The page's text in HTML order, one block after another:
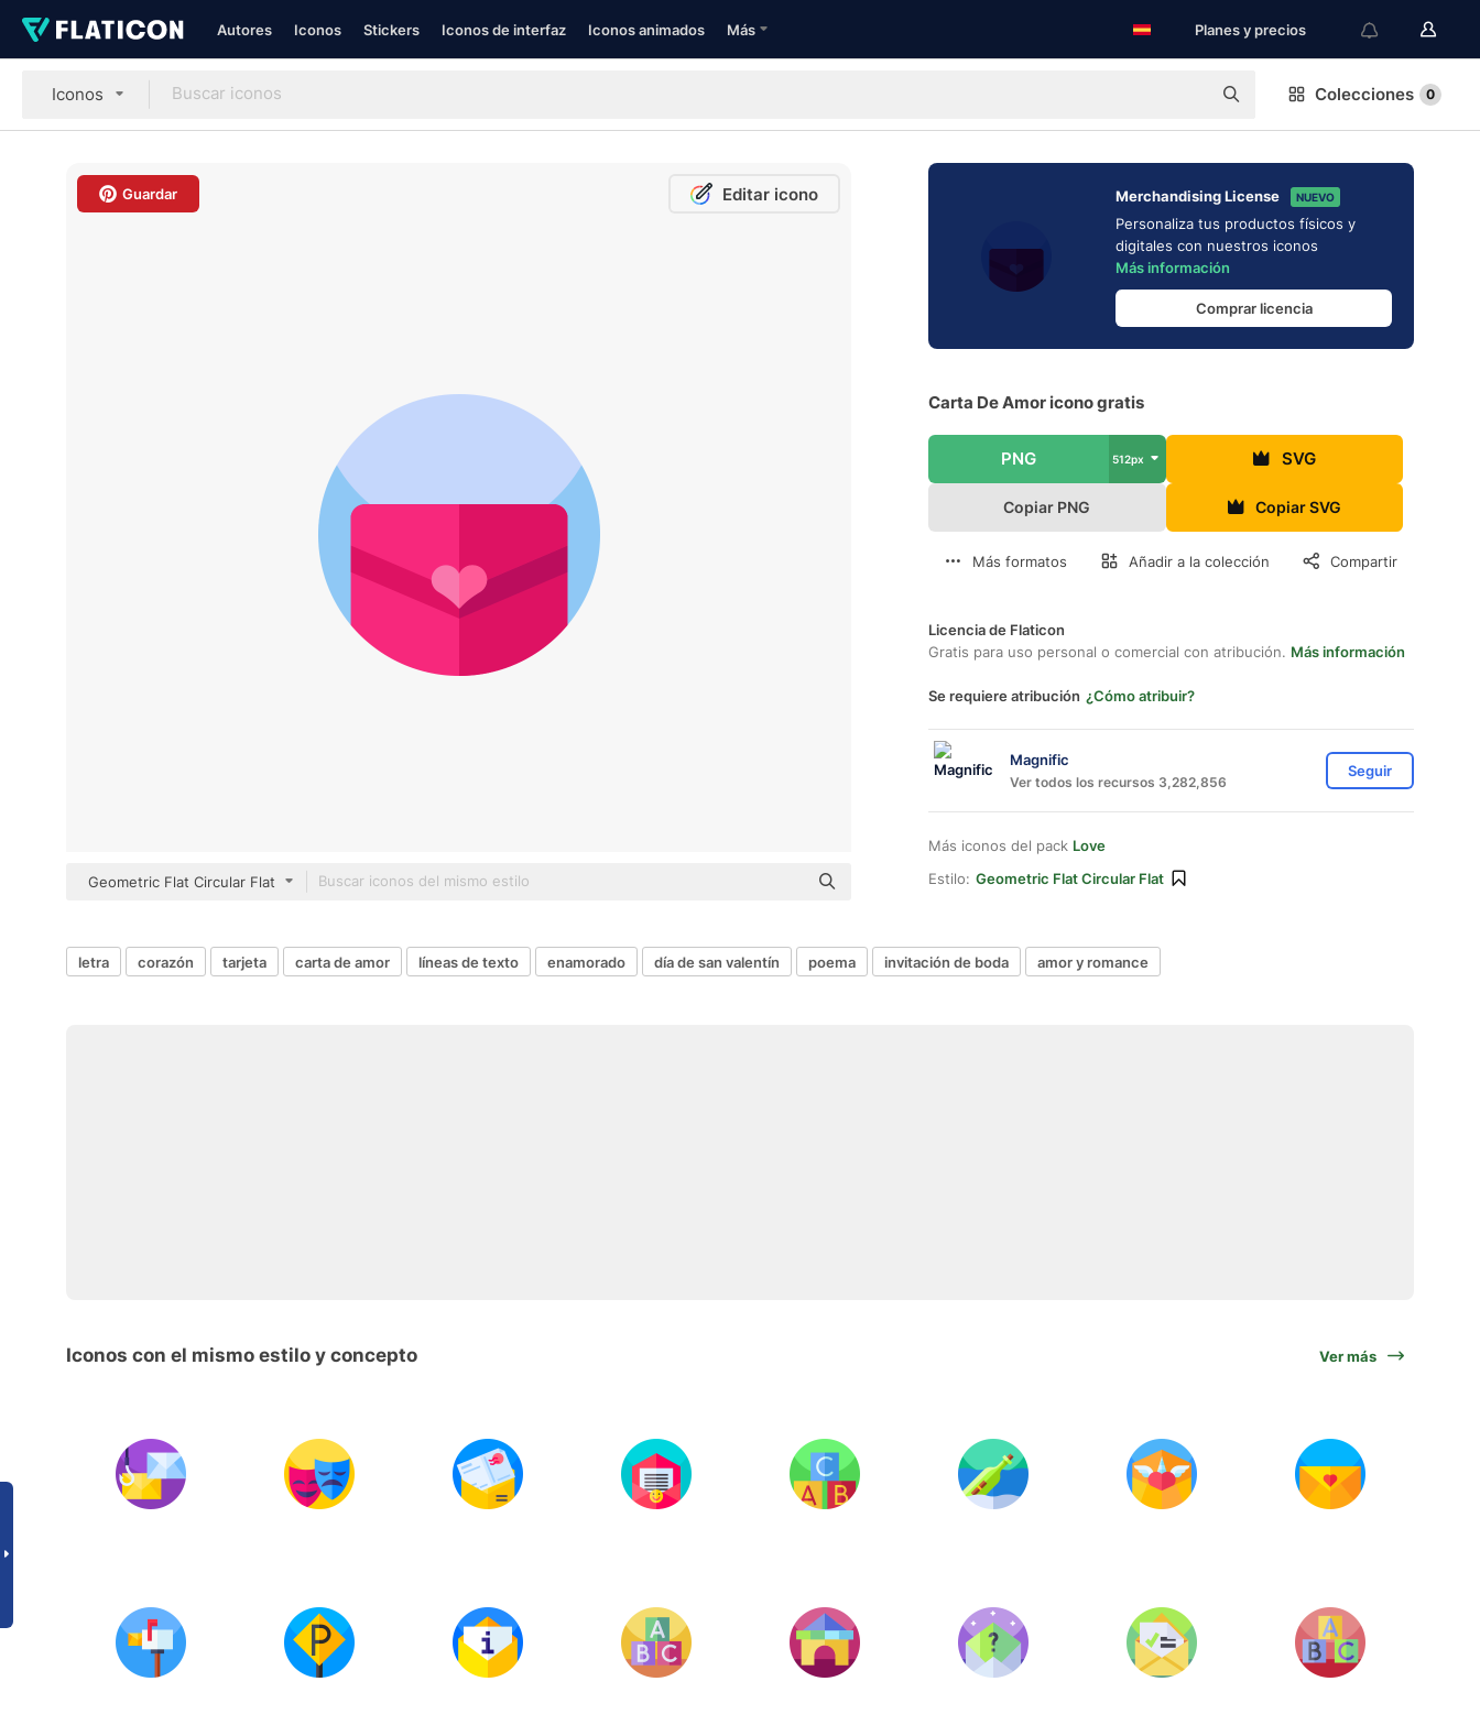
Autores Iconos Stickers Iconos de interfaz Iconos animados Más Planes y precios
Iconos Colecciones 0
Guardar Editar icono
Geometric Flat Circular Flat
Merchandising License NUEVO
Personaliza tus productos físicos y
digitales con nuestros iconos
Más información
Comprar licencia
Carta De Amor icono gratis
PNG 512px SVG
Copiar PNG Copiar SVG
Más formatos Añadir a la colección Compartir
Licencia de Flaticon
Gratis para uso personal o comercial con atribución. Más información
Se requiere atribución ¿Cómo atribuir?
Magnific
Ver todos los recursos 3,282,856
Seguir
Más iconos del pack Love
Estilo: Geometric Flat Circular Flat
letra corazón tarjeta carta de amor líneas de texto enamorado día de san valentín poema invitación de boda amor y romance
Iconos con el mismo estilo y concepto Ver más